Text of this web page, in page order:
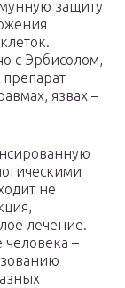
защиту
с Эрбисолом,
препарат
язвах –
не
лечение.
человека –